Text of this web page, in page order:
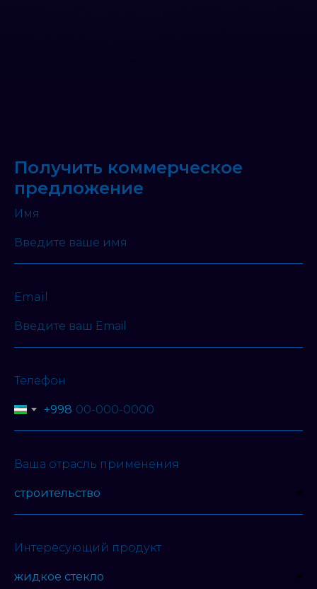
Получить коммерческое
предложение
Имя
Email
Телефон
+998
Ваша отрасль применения
Интересующий продукт